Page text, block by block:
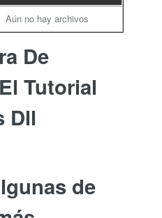
Aún no hay archivos
De
Tutorial
Dll
de